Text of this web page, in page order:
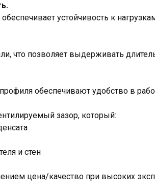
устойчивость к
что позволяет выдерживать
обеспечивают удобство в
зазор, который:
и стен
цена/качество при высоких